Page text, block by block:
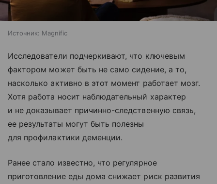
Источник: Magnific
Исследователи подчеркивают, что ключевым
фактором может быть не само сидение, а то,
насколько активно в этот момент работает мозг.
Хотя работа носит наблюдательный характер
и не доказывает причинно-следственную связь,
ее результаты могут быть полезны
для профилактики деменции.
Ранее стало известно, что регулярное
приготовление еды дома снижает риск развития